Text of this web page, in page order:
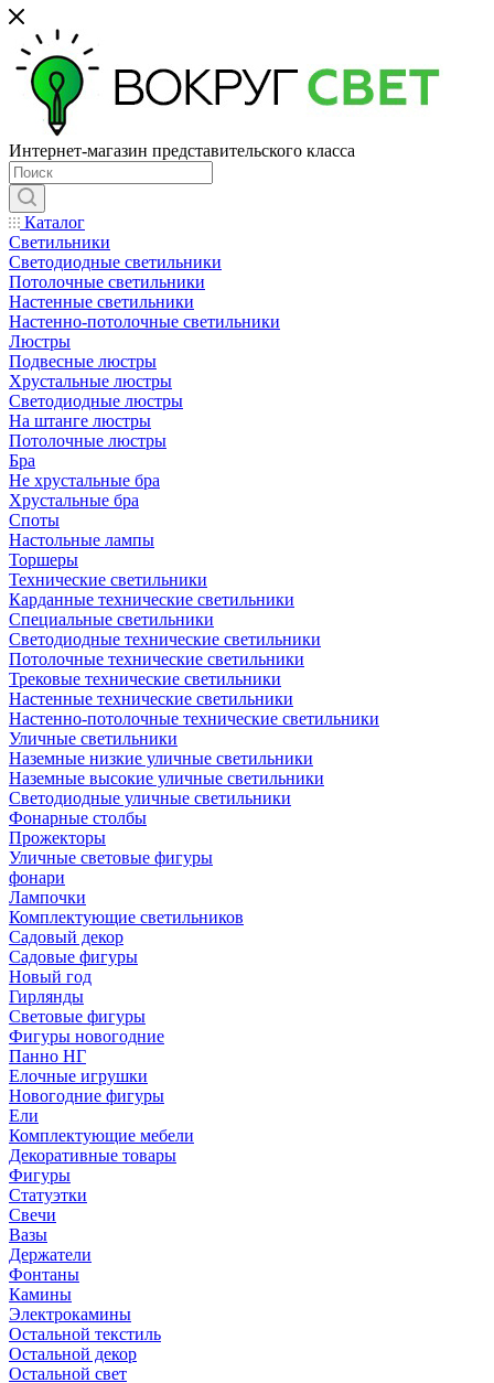
Интернет-магазин представительского класса
Каталог
Светильники
Светодиодные светильники
Потолочные светильники
Настенные светильники
Настенно-потолочные светильники
Люстры
Подвесные люстры
Хрустальные люстры
Светодиодные люстры
На штанге люстры
Потолочные люстры
Бра
Не хрустальные бра
Хрустальные бра
Споты
Настольные лампы
Торшеры
Технические светильники
Карданные технические светильники
Специальные светильники
Светодиодные технические светильники
Потолочные технические светильники
Трековые технические светильники
Настенные технические светильники
Настенно-потолочные технические светильники
Уличные светильники
Наземные низкие уличные светильники
Наземные высокие уличные светильники
Светодиодные уличные светильники
Фонарные столбы
Прожекторы
Уличные световые фигуры
фонари
Лампочки
Комплектующие светильников
Садовый декор
Садовые фигуры
Новый год
Гирлянды
Световые фигуры
Фигуры новогодние
Панно НГ
Елочные игрушки
Новогодние фигуры
Ели
Комплектующие мебели
Декоративные товары
Фигуры
Статуэтки
Свечи
Вазы
Держатели
Фонтаны
Камины
Электрокамины
Остальной текстиль
Остальной декор
Остальной свет